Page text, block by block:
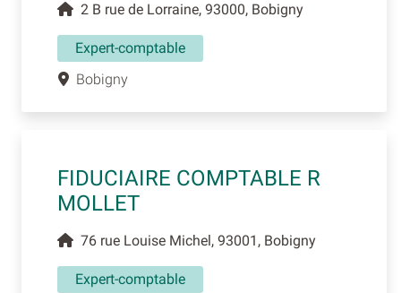
2 B rue de Lorraine, 93000, Bobigny
Expert-comptable
Bobigny
FIDUCIAIRE COMPTABLE R
MOLLET
76 rue Louise Michel, 93001, Bobigny
Expert-comptable